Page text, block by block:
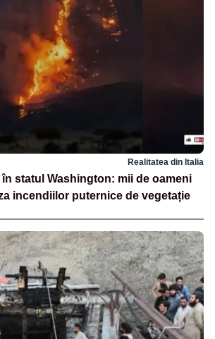
Realitatea din Italia
statul Washington: mii de oameni
incendiilor puternice de vegetație